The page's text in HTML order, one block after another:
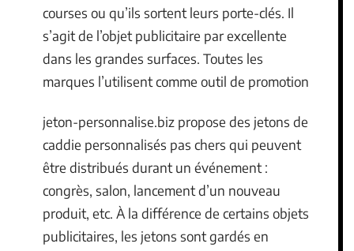
courses ou qu’ils sortent leurs porte-clés. Il
s’agit de l’objet publicitaire par excellente
dans les grandes surfaces. Toutes les
marques l’utilisent comme outil de promotion
jeton-personnalise.biz propose des jetons de
caddie personnalisés pas chers qui peuvent
être distribués durant un événement :
congrès, salon, lancement d’un nouveau
produit, etc. À la différence de certains objets
publicitaires, les jetons sont gardés en